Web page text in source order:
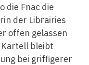
die Fnac die
der Librairies
offen gelassen
bleibt
bei griffigerer